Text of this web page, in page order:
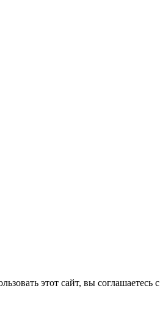
этот сайт, вы соглашаетесь c